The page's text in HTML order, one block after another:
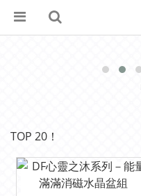
TOP 20！